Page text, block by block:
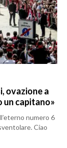
ovazione a
un capitano»
numero 6
Ciao